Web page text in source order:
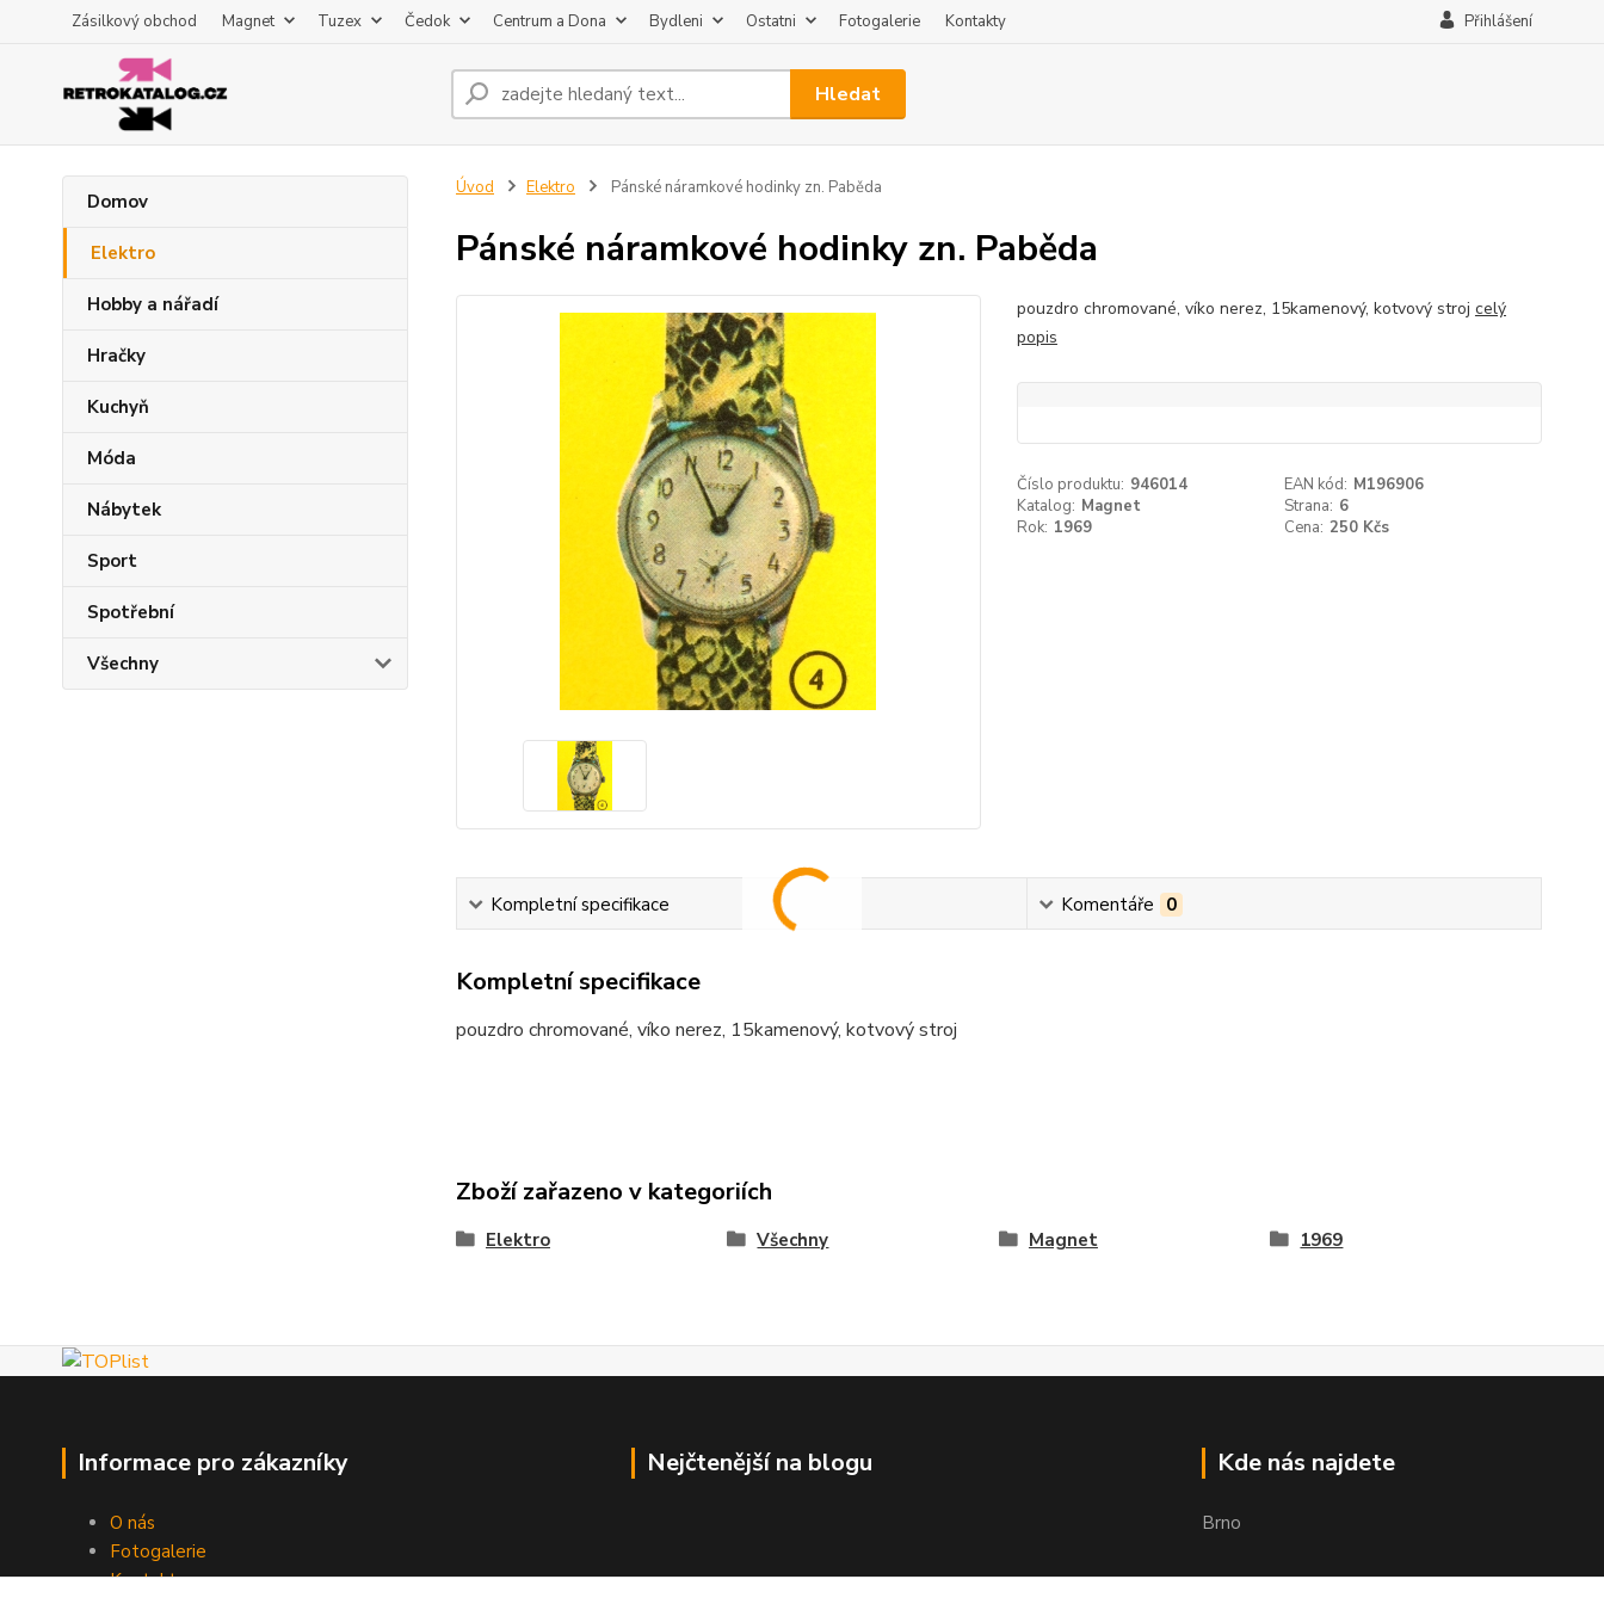
Zásilkový obchod Magnet Tuzex Čedok Centrum a Dona Bydleni Ostatni Fotogalerie Kontakty Přihlášení
Hledat
Domov
Elektro
Hobby a nářadí
Hračky
Kuchyň
Móda
Nábytek
Sport
Spotřební
Všechny
Úvod Elektro Pánské náramkové hodinky zn. Paběda
Pánské náramkové hodinky zn. Paběda
pouzdro chromované, víko nerez, 15kamenový, kotvový stroj celý
popis
Číslo produktu: 946014 EAN kód: M196906
Katalog: Magnet Strana: 6
Rok: 1969 Cena: 250 Kčs
Kompletní specifikace Komentáře 0
Kompletní specifikace
pouzdro chromované, víko nerez, 15kamenový, kotvový stroj
Zboží zařazeno v kategoriích
Elektro Všechny Magnet 1969
Informace pro zákazníky
O nás
Fotogalerie
Kontakty
Nejčtenější na blogu Kde nás najdete
Brno